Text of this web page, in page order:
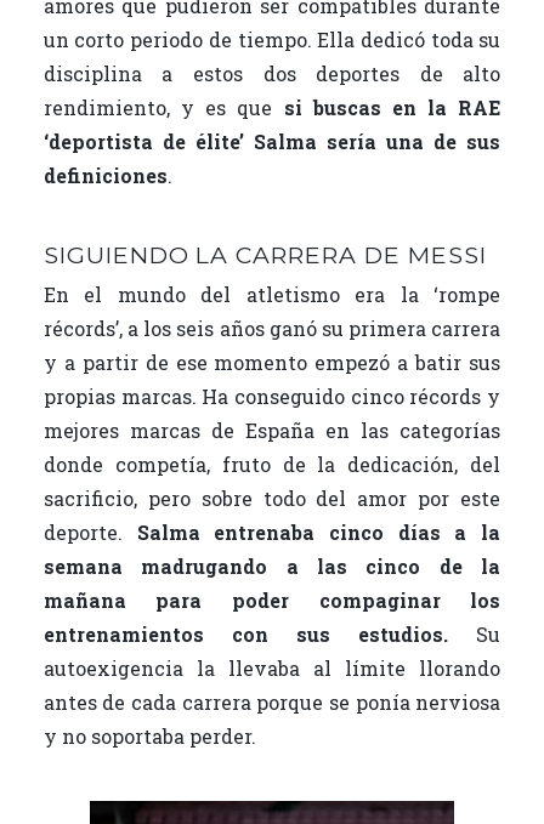
k
amores que pudieron ser compatibles durante
un corto periodo de tiempo. Ella dedicó toda su
disciplina a estos dos deportes de alto
rendimiento, y es que si buscas en la RAE
‘deportista de élite’ Salma sería una de sus
definiciones.
SIGUIENDO LA CARRERA DE MESSI
En el mundo del atletismo era la ‘rompe
récords’, a los seis años ganó su primera carrera
y a partir de ese momento empezó a batir sus
propias marcas. Ha conseguido cinco récords y
mejores marcas de España en las categorías
donde competía, fruto de la dedicación, del
sacrificio, pero sobre todo del amor por este
deporte. Salma entrenaba cinco días a la
semana madrugando a las cinco de la
mañana para poder compaginar los
entrenamientos con sus estudios. Su
autoexigencia la llevaba al límite llorando
antes de cada carrera porque se ponía nerviosa
y no soportaba perder.